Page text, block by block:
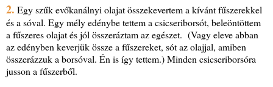
2. Egy szűk evőkanálnyi olajat összekevertem a kívánt fűszerekkel
és a sóval. Egy mély edénybe tettem a csicseriborsót, beleöntöttem
a fűszeres olajat és jól összeráztam az egészet. (Vagy eleve abban
az edényben keverjük össze a fűszereket, sót az olajjal, amiben
összerázzuk a borsóval. Én is így tettem.) Minden csicseriborsóra
jusson a fűszerből.